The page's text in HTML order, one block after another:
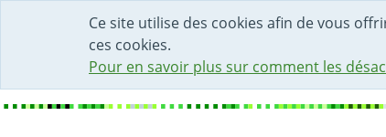
Ce site utilise des cookies afin de vous
ces cookies.
Pour en savoir plus sur comment les
DÉBUT DU CONTENU DE LA PAGE
ACCÈS AU CHAMP DE RECHERCHE
PAGE D'ACCUEIL
FORMULAIRE DE CONTACT